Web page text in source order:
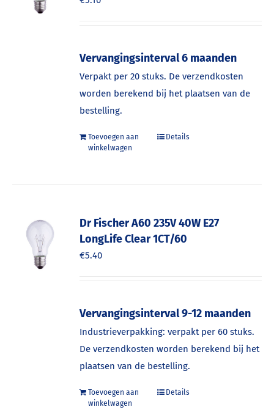
Vervangingsinterval 6 maanden
Verpakt per 20 stuks. De verzendkosten
worden berekend bij het plaatsen van de
bestelling.
Toevoegen aan
winkelwagen
Details
Dr Fischer A60 235V 40W E27
LongLife Clear 1CT/60
€5.40
Vervangingsinterval 9-12 maanden
Industrieverpakking: verpakt per 60 stuks.
De verzendkosten worden berekend bij het
plaatsen van de bestelling.
Toevoegen aan
winkelwagen
Details